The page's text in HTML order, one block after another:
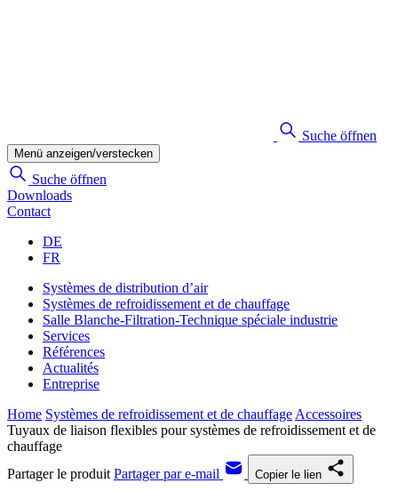
Suche öffnen
Menü anzeigen/verstecken
Suche öffnen
Downloads
Contact
DE
FR
Systèmes de distribution d’air
Systèmes de refroidissement et de chauffage
Salle Blanche-Filtration-Technique spéciale industrie
Services
Références
Actualités
Entreprise
Home Systèmes de refroidissement et de chauffage Accessoires
Tuyaux de liaison flexibles pour systèmes de refroidissement et de
chauffage
Partager le produit Partager par e-mail Copier le lien